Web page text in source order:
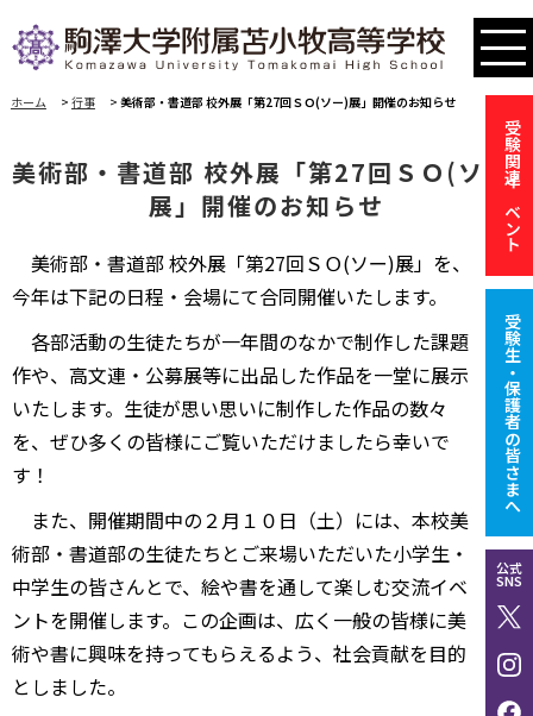
受験関連イベント
受験生・保護者の皆さまへ
公式
SNS
ホーム > 行事 > 美術部・書道部 校外展「第27回ＳＯ(ソー)展」開催のお知らせ
美術部・書道部 校外展「第27回ＳＯ(ソー)
展」開催のお知らせ
美術部・書道部 校外展「第27回ＳＯ(ソー)展」を、
今年は下記の日程・会場にて合同開催いたします。
各部活動の生徒たちが一年間のなかで制作した課題
作や、高文連・公募展等に出品した作品を一堂に展示
いたします。生徒が思い思いに制作した作品の数々
を、ぜひ多くの皆様にご覧いただけましたら幸いで
す！
また、開催期間中の２月１０日（土）には、本校美
術部・書道部の生徒たちとご来場いただいた小学生・
中学生の皆さんとで、絵や書を通して楽しむ交流イベ
ントを開催します。この企画は、広く一般の皆様に美
術や書に興味を持ってもらえるよう、社会貢献を目的
としました。